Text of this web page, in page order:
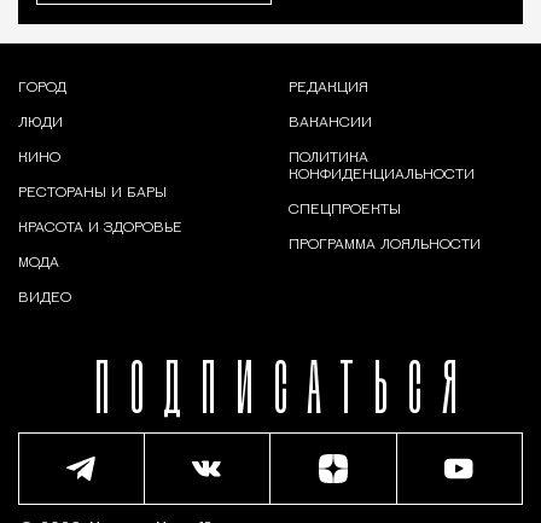
ПОДПИСАТЬСЯ
ГОРОД
ЛЮДИ
КИНО
РЕСТОРАНЫ И БАРЫ
КРАСОТА И ЗДОРОВЬЕ
МОДА
ВИДЕО
РЕДАКЦИЯ
ВАКАНСИИ
ПОЛИТИКА
КОНФИДЕНЦИАЛЬНОСТИ
СПЕЦПРОЕКТЫ
ПРОГРАММА ЛОЯЛЬНОСТИ